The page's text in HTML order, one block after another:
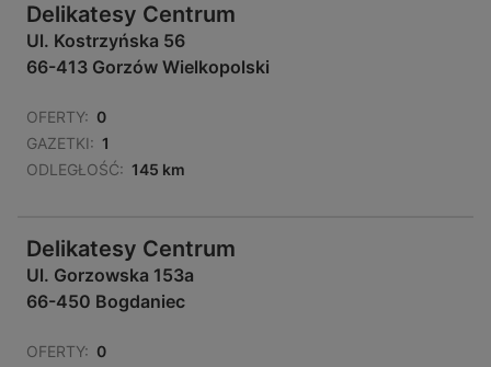
Delikatesy Centrum
Ul. Kostrzyńska 56
66-413 Gorzów Wielkopolski
OFERTY: 0
GAZETKI: 1
ODLEGŁOŚĆ: 145 km
Delikatesy Centrum
Ul. Gorzowska 153a
66-450 Bogdaniec
OFERTY: 0